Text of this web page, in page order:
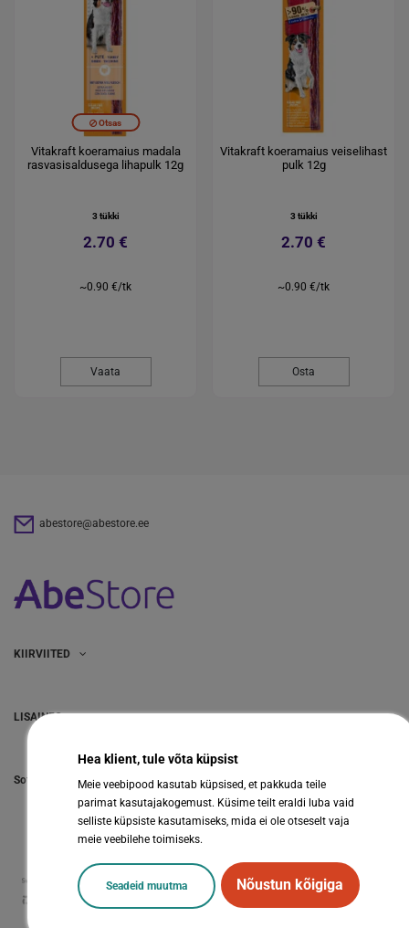
Otsas
Vitakraft koeramaius madala
rasvasisaldusega lihapulk 12g
3 tükki
2.70 €
~0.90 €/tk
Vaata
Vitakraft koeramaius veiselihast
pulk 12g
3 tükki
2.70 €
~0.90 €/tk
Osta
abestore@abestore.ee
KIIRVIITED
LISAINFO
Hea klient, tule võta küpsist
Meie veebipood kasutab küpsised, et pakkuda teile
parimat kasutajakogemust. Küsime teilt eraldi luba vaid
selliste küpsiste kasutamiseks, mida ei ole otseselt vaja
meie veebilehe toimiseks.
Seadeid muutma Nõustun kõigiga
Sotsiaalmeedia